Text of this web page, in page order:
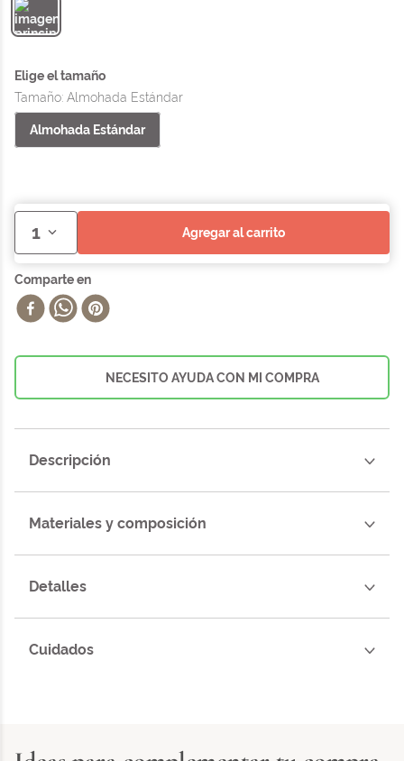
Tamaño: Almohada Estándar
Almohada Estándar
1 agregar al carrito
NECESITO AYUDA CON MI COMPRA
Descripción
Materiales y composición
Detalles
Cuidados